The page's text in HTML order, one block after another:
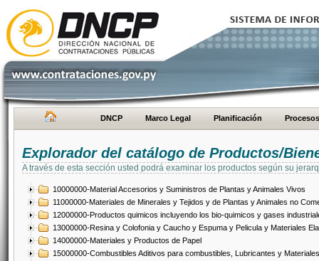
DNCP Marco Legal Planificación Procesos
Explorador del catálogo de Productos/
A través de esta sección usted podrá examinar los productos según su
10000000-Material Accesorios y Suministros de Plantas y Animales Vivos
11000000-Materiales de Minerales y Tejidos y de Plantas y Animales no
12000000-Productos quimicos incluyendo los bio-quimicos y gases
13000000-Resina y Colofonia y Caucho y Espuma y Pelicula y Materiales
14000000-Materiales y Productos de Papel
15000000-Combustibles Aditivos para combustibles, Lubricantes y